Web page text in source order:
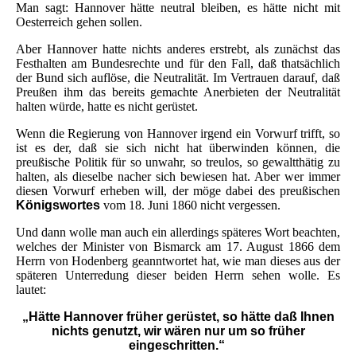
Man sagt: Hannover hätte neutral bleiben, es hätte nicht mit
Oesterreich gehen sollen.
Aber Hannover hatte nichts anderes erstrebt, als zunächst das
Festhalten am Bundesrechte und für den Fall, daß thatsächlich
der Bund sich auflöse, die Neutralität. Im Vertrauen darauf, daß
Preußen ihm das bereits gemachte Anerbieten der Neutralität
halten würde, hatte es nicht gerüstet.
Wenn die Regierung von Hannover irgend ein Vorwurf trifft, so
ist es der, daß sie sich nicht hat überwinden können, die
preußische Politik für so unwahr, so treulos, so gewaltthätig zu
halten, als dieselbe nacher sich bewiesen hat. Aber wer immer
diesen Vorwurf erheben will, der möge dabei des preußischen
Königswortes vom 18. Juni 1860 nicht vergessen.
Und dann wolle man auch ein allerdings späteres Wort beachten,
welches der Minister von Bismarck am 17. August 1866 dem
Herrn von Hodenberg geanntwortet hat, wie man dieses aus der
späteren Unterredung dieser beiden Herrn sehen wolle. Es
lautet:
„Hätte Hannover früher gerüstet, so hätte daß Ihnen
nichts genutzt, wir wären nur um so früher
eingeschritten.“